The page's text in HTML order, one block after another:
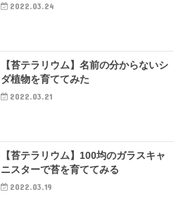
2022.03.24
【苔テラリウム】名前の分からないシ
ダ植物を育ててみた
2022.03.21
【苔テラリウム】100均のガラスキャ
ニスターで苔を育ててみる
2022.03.19